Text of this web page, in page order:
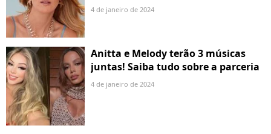
4 de janeiro de 2024
Anitta e Melody terão 3 músicas
juntas! Saiba tudo sobre a parceria
4 de janeiro de 2024